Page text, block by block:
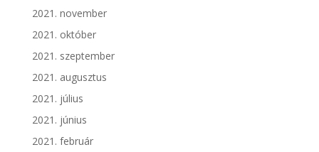
2021. november
2021. október
2021. szeptember
2021. augusztus
2021. július
2021. június
2021. február